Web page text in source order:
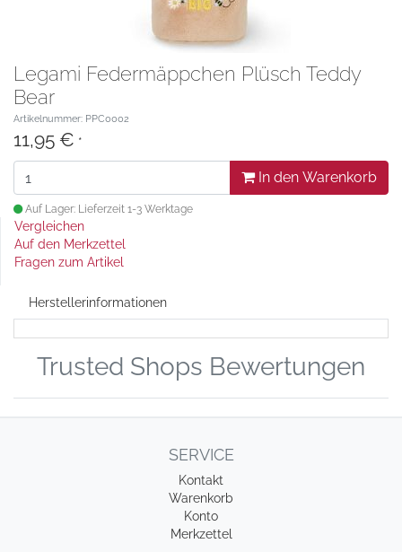
Legami Federmäppchen Plüsch Teddy
Bear
Artikelnummer: PPC0002
11,95 € *
In den Warenkorb
Auf Lager: Lieferzeit 1-3 Werktage
Vergleichen
Auf den Merkzettel
Fragen zum Artikel
Herstellerinformationen
Trusted Shops Bewertungen
SERVICE
Kontakt
Warenkorb
Konto
Merkzettel